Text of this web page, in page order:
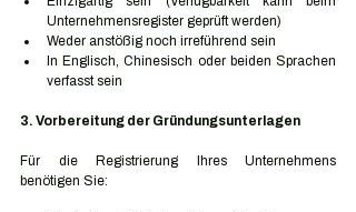
Unternehmensregister geprüft werden)
Weder anstößig noch irreführend sein
In Englisch, Chinesisch oder beiden Sprachen
verfasst sein
3. Vorbereitung der Gründungsunterlagen
Für die Registrierung Ihres Unternehmens
benötigen Sie: